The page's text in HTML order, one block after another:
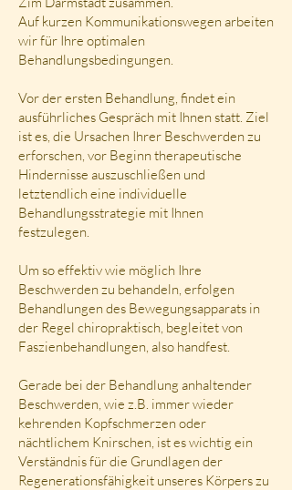
Auf kurzen Kommunikationswegen arbeiten
wir für Ihre optimalen
Behandlungsbedingungen.
​Vor der ersten Behandlung, findet ein
ausführliches Gespräch mit Ihnen statt. Ziel
ist es, die Ursachen Ihrer Beschwerden zu
erforschen, vor Beginn therapeutische
Hindernisse auszuschließen und
letztendlich eine individuelle
Behandlungsstrategie mit Ihnen
festzulegen.
Um so effektiv wie möglich Ihre
Beschwerden zu behandeln, erfolgen
Behandlungen des Bewegungsapparats in
der Regel chiropraktisch, begleitet von
Faszienbehandlungen, also handfest.
Gerade bei der Behandlung anhaltender
Beschwerden, wie z.B. immer wieder
kehrenden Kopfschmerzen oder
nächtlichem Knirschen, ist es wichtig ein
Verständnis für die Grundlagen der
Regenerationsfähigkeit unseres Körpers zu